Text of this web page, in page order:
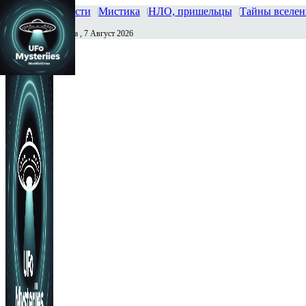
Главная Новости Мистика НЛО, пришельцы Тайны
Сегодня Пятница , 7 Август 2026